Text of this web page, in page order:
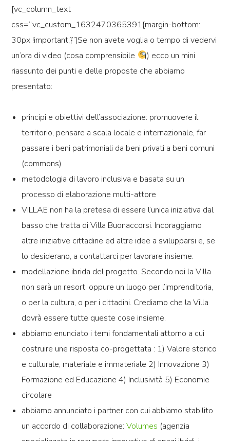
[vc_column_text
css=”.vc_custom_1632470365391{margin-bottom:
30px !important;}”]Se non avete voglia o tempo di vedervi
un’ora di video (cosa comprensibile
) ecco un mini
riassunto dei punti e delle proposte che abbiamo
presentato:
principi e obiettivi dell’associazione: promuovere il
territorio, pensare a scala locale e internazionale, far
passare i beni patrimoniali da beni privati a beni comuni
(commons)
metodologia di lavoro inclusiva e basata su un
processo di elaborazione multi-attore
VILLAE non ha la pretesa di essere l’unica iniziativa dal
basso che tratta di Villa Buonaccorsi. Incoraggiamo
altre iniziative cittadine ed altre idee a svilupparsi e, se
lo desiderano, a contattarci per lavorare insieme.
modellazione ibrida del progetto. Secondo noi la Villa
non sarà un resort, oppure un luogo per l’imprenditoria,
o per la cultura, o per i cittadini. Crediamo che la Villa
dovrà essere tutte queste cose insieme.
abbiamo enunciato i temi fondamentali attorno a cui
costruire une risposta co-progettata : 1) Valore storico
e culturale, materiale e immateriale 2) Innovazione 3)
Formazione ed Educazione 4) Inclusività 5) Economie
circolare
abbiamo annunciato i partner con cui abbiamo stabilito
un accordo di collaborazione:Volumes (agenzia